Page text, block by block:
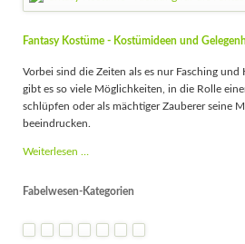
Fantasy Kostüme - Kostümideen und
Vorbei sind die Zeiten als es nur Fasching und
gibt es so viele Möglichkeiten, in die Rolle
schlüpfen oder als mächtiger Zauberer seine
beeindrucken.
Weiterlesen …Fantasy
-
Gelegenheiten
Fabelwesen-Kategorien